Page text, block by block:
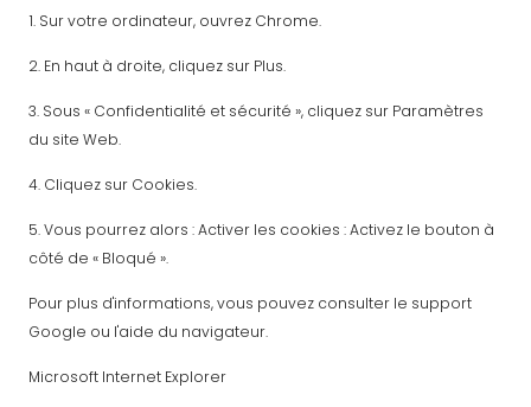
1. Sur votre ordinateur, ouvrez Chrome.
2. En haut à droite, cliquez sur Plus.
3. Sous « Confidentialité et sécurité », cliquez sur Paramètres
du site Web.
4. Cliquez sur Cookies.
5. Vous pourrez alors : Activer les cookies : Activez le bouton à
côté de « Bloqué ».
Pour plus d'informations, vous pouvez consulter le support
Google ou l'aide du navigateur.
Microsoft Internet Explorer